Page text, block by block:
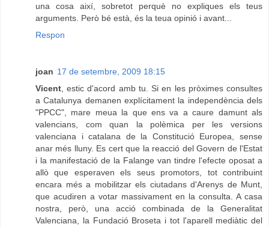
una cosa així, sobretot perquè no expliques els teus
arguments. Però bé està, és la teua opinió i avant...
Respon
joan 17 de setembre, 2009 18:15
Vicent, estic d'acord amb tu. Si en les pròximes consultes
a Catalunya demanen explícitament la independència dels
"PPCC", mare meua la que ens va a caure damunt als
valencians, com quan la polèmica per les versions
valenciana i catalana de la Constitució Europea, sense
anar més lluny. Es cert que la reacció del Govern de l'Estat
i la manifestació de la Falange van tindre l'efecte oposat a
allò que esperaven els seus promotors, tot contribuint
encara més a mobilitzar els ciutadans d'Arenys de Munt,
que acudiren a votar massivament en la consulta. A casa
nostra, però, una acció combinada de la Generalitat
Valenciana, la Fundació Broseta i tot l'aparell mediàtic del